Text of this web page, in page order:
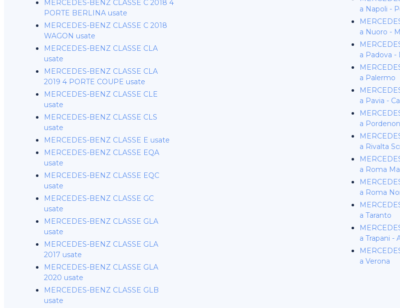
MERCEDES-BENZ CLASSE C 2018 4
PORTE BERLINA usate
MERCEDES-BENZ CLASSE C 2018
WAGON usate
MERCEDES-BENZ CLASSE CLA
usate
MERCEDES-BENZ CLASSE CLA
2019 4 PORTE COUPE usate
MERCEDES-BENZ CLASSE CLE
usate
MERCEDES-BENZ CLASSE CLS
usate
MERCEDES-BENZ CLASSE E usate
MERCEDES-BENZ CLASSE EQA
usate
MERCEDES-BENZ CLASSE EQC
usate
MERCEDES-BENZ CLASSE GC
usate
MERCEDES-BENZ CLASSE GLA
usate
MERCEDES-BENZ CLASSE GLA
2017 usate
MERCEDES-BENZ CLASSE GLA
2020 usate
MERCEDES-BENZ CLASSE GLB
usate
a Napoli -
a Nuoro -
a Padova -
a Palermo
a Pavia -
a
a Rivalta
a Roma
a Roma
a Taranto
a Trapani -
a Verona